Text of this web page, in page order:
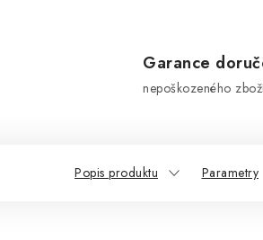
Garance
nepoškozeného
Popis produktu Parametry